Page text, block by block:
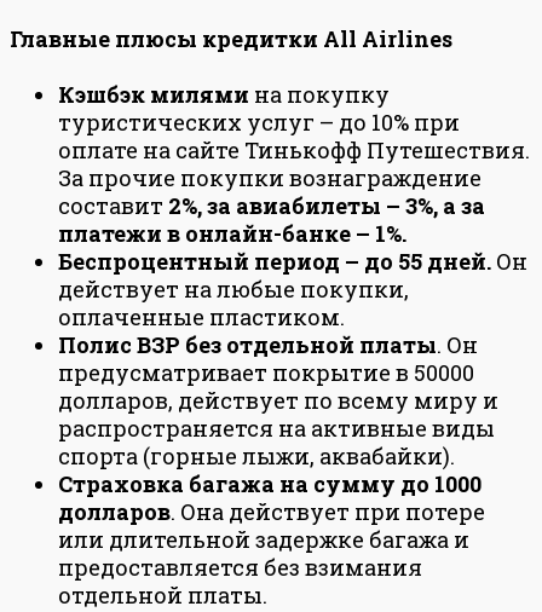
Главные плюсы кредитки All Airlines
Кэшбэк милями на покупку
туристических услуг – до 10% при
оплате на сайте Тинькофф Путешествия.
За прочие покупки вознаграждение
составит 2%, за авиабилеты – 3%, а за
платежи в онлайн-банке – 1%.
Беспроцентный период – до 55 дней. Он
действует на любые покупки,
оплаченные пластиком.
Полис ВЗР без отдельной платы. Он
предусматривает покрытие в 50000
долларов, действует по всему миру и
распространяется на активные виды
спорта (горные лыжи, аквабайки).
Страховка багажа на сумму до 1000
долларов. Она действует при потере
или длительной задержке багажа и
предоставляется без взимания
отдельной платы.